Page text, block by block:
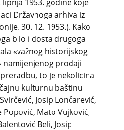
lipnja 1953. godine koje
Državnoga arhiva iz
30. 12. 1953.). Kako
bilo i dosta drugoga
«važnog historijskog
namijenjenog prodaji
to je nekolicina
kulturnu baštinu
Josip Lončarević,
Popović, Mato Vujković,
Beli, Josip